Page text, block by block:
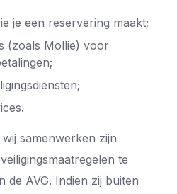
je een reservering maakt;
(zoals Mollie) voor
samenwerken zijn
te
de AVG. Indien zij buiten